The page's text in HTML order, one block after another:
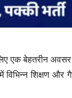
एक बेहतरीन
विभिन्न शिक्षण और